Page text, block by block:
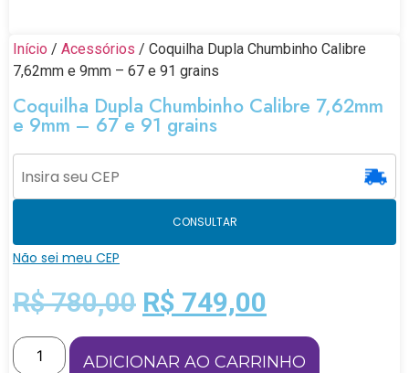
Início / Acessórios / Coquilha Dupla Chumbinho Calibre
7,62mm e 9mm – 67 e 91 grains
Coquilha Dupla Chumbinho Calibre 7,62mm
e 9mm – 67 e 91 grains
CONSULTAR
Não sei meu CEP
R$780,00 R$ 749,00
ADICIONAR AO CARRINHO